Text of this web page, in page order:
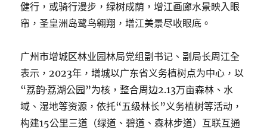
健行，或骑行漫步，绿树成荫，增江画廊水景映入眼
帘，圣皇洲岛鹭鸟翱翔，增江美景尽收眼底。
广州市增城区林业园林局党组副书记、副局长周江全
表示，2023年，增城以广东省义务植树点为中心，以
“荔韵·荔湖公园”为核，整合周边2.13万亩森林、水
域、湿地等资源，依托“五级林长”义务植树等活动，
构建15公里三道（绿道、碧道、森林步道）互联互通